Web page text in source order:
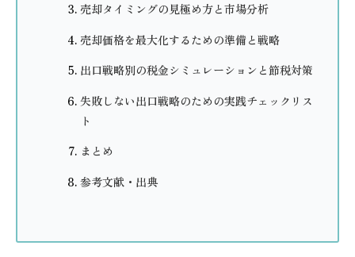
売却タイミングの見極め方と市場分析
売却価格を最大化するための準備と戦略
出口戦略別の税金シミュレーションと節税対策
失敗しない出口戦略のための実践チェックリス
ト
まとめ
参考文献・出典